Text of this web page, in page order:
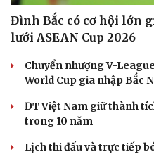
Đình Bắc có cơ hội lớn
lưới ASEAN Cup 2026
Chuyển nhượng V-
World Cup gia nhập Bắc
ĐT Việt Nam giữ thành
trong 10 năm
Lịch thi đấu và trực tiếp